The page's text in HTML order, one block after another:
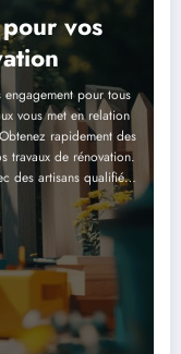
vos
pour tous
vous met en relation
rapidement des
travaux de rénovation.
des artisans qualifiés
devis gratuits et sans
Habitat Devis Travaux
près de chez vous.
pour tous
vous met en relation
rapidement des
de rénovation.
des artisans qualifiés